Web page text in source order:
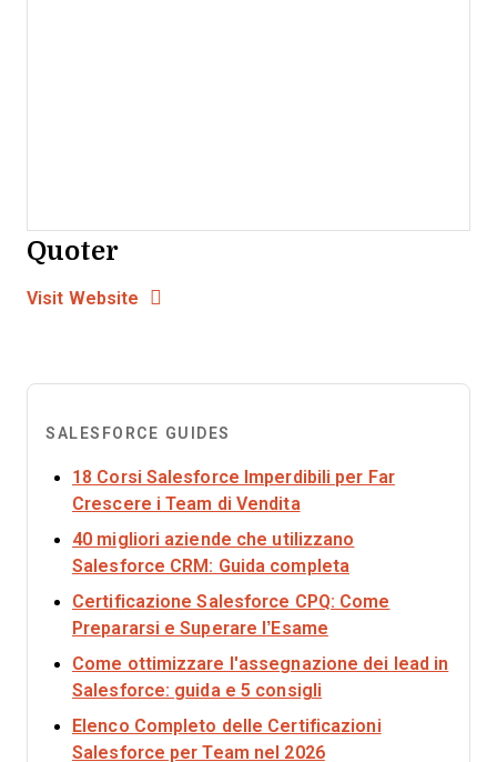
Quoter
Visit Website Opens New Window
SALESFORCE GUIDES
18 Corsi Salesforce Imperdibili per Far
Crescere i Team di VenditaOpens new window
40 migliori aziende che utilizzano
Salesforce CRM: Guida completa
Certificazione Salesforce CPQ: Come
Prepararsi e Superare l’EsameOpens new window
Come ottimizzare l'assegnazione dei lead in
Salesforce: guida e 5 consigli
Elenco Completo delle Certificazioni
Salesforce per Team nel 2026Opens new window